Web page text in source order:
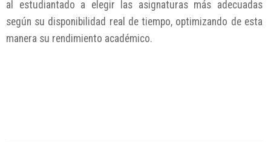
al estudiantado a elegir las asignaturas más adecuadas
según su disponibilidad real de tiempo, optimizando de esta
manera su rendimiento académico.